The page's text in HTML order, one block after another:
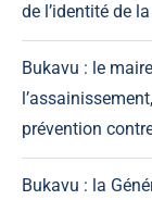
de l’identité de
Bukavu : le
prévention
Bukavu : la